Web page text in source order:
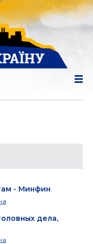
- Минфин
дела,